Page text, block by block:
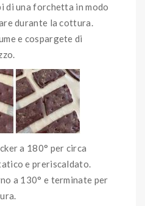
di una forchetta in modo
durante la cottura.
e cospargete di
a 180° per circa
e preriscaldato.
a 130° e terminate per